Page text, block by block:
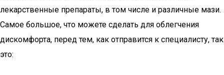
лекарственные препараты, в том числе и различные мази.
Самое большое, что можете сделать для облегчения
дискомфорта, перед тем, как отправится к специалисту, так
это: